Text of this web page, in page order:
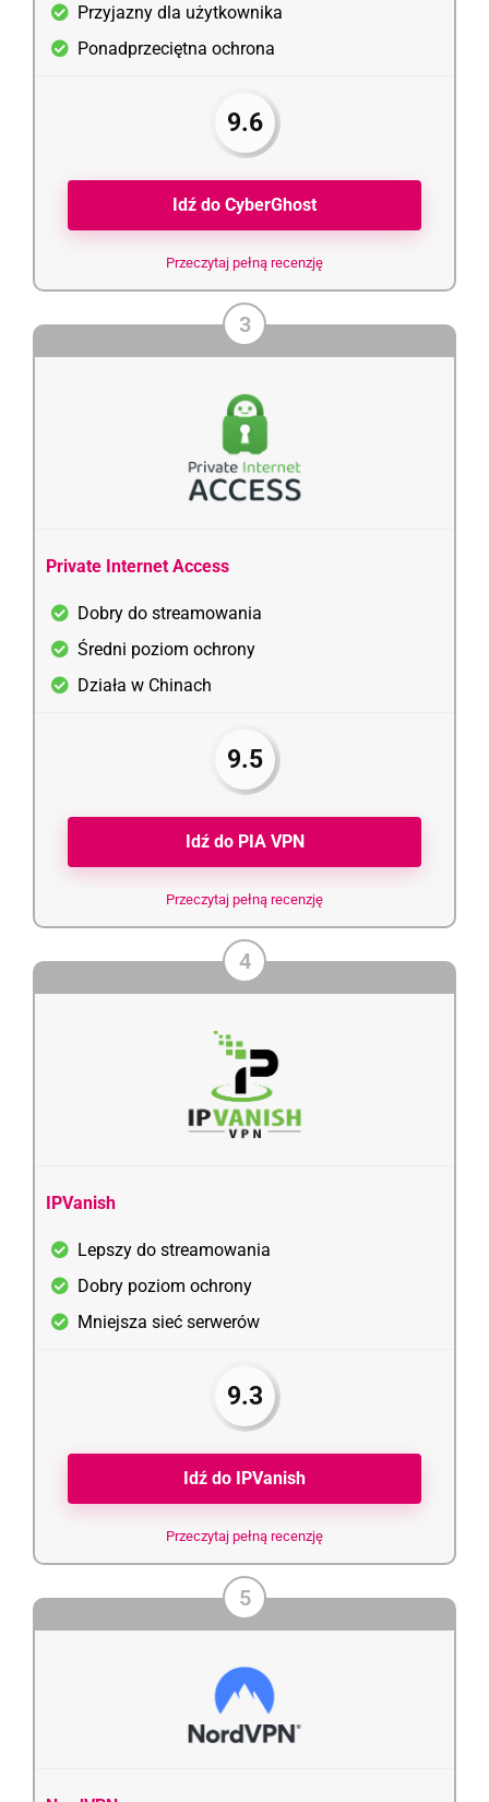
Przyjazny dla użytkownika
Ponadprzeciętna ochrona
9.6
Idź do CyberGhost
Przeczytaj pełną recenzję
3
Private Internet Access
Dobry do streamowania
Średni poziom ochrony
Działa w Chinach
9.5
Idź do PIA VPN
Przeczytaj pełną recenzję
4
IPVanish
Lepszy do streamowania
Dobry poziom ochrony
Mniejsza sieć serwerów
9.3
Idź do IPVanish
Przeczytaj pełną recenzję
5